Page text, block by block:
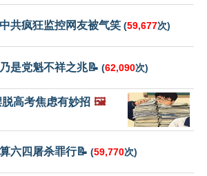
共疯狂监控网友被气笑 (59,677次)
是党魁不祥之兆📝 (62,090次)
高考焦虑有妙招 🖼️
六四屠杀罪行📝 (59,770次)